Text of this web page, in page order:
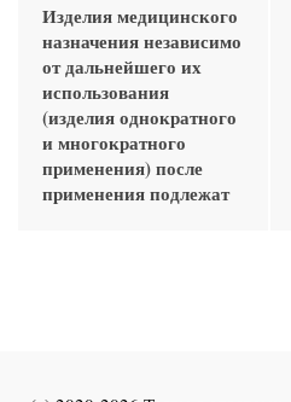
Изделия медицинского
назначения независимо
от дальнейшего их
использования
(изделия однократного
и многократного
применения) после
применения подлежат